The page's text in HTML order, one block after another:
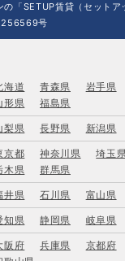
「SETUP賃貸（セットア
号
海道 青森県 岩手県
形県
福島県
梨県 長野県 新潟県
京都 神奈川県 埼玉
木県
群馬県
井県 石川県 富山県
知県 静岡県 岐阜県
阪府 兵庫県 京都府